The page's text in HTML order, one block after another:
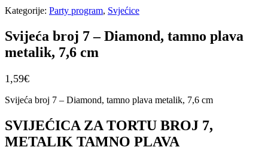
Kategorije: Party program, Svjećice
Svijeća broj 7 – Diamond, tamno plava
metalik, 7,6 cm
1,59€
Svijeća broj 7 – Diamond, tamno plava metalik, 7,6 cm
SVIJEĆICA ZA TORTU BROJ 7,
METALIK TAMNO PLAVA